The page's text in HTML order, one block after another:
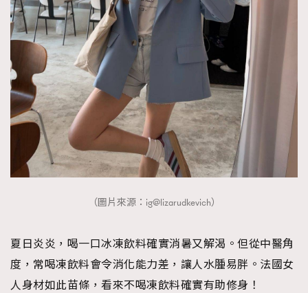
（圖片來源：ig@lizarudkevich）
夏日炎炎，喝一口冰凍飲料確實消暑又解渴。但從中醫角
度，常喝凍飲料會令消化能力差，讓人水腫易胖。法國女
人身材如此苗條，看來不喝凍飲料確實有助修身！